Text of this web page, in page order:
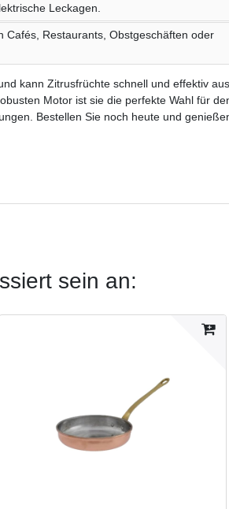
Leckagen.
Cafés, Restaurants, Obstgeschäften oder
kann Zitrusfrüchte schnell und effektiv
Motor ist sie die perfekte Wahl für
Bestellen Sie noch heute und
sein an: